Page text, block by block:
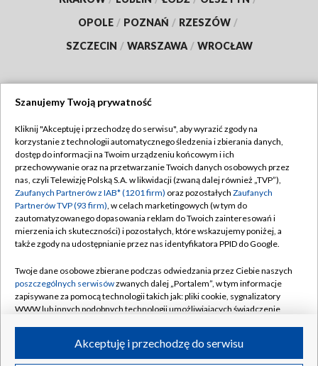
OPOLE / POZNAŃ / RZESZÓW /
SZCZECIN / WARSZAWA / WROCŁAW
TVP
Abonament TVP
Emisja w TVP
Centrum informacji TVP
Naziemna Telewizja Cyfrowa
Rada Programowa
System NOS
Informacje o nadawcy
Program dla prasy
Regulamin TVP
Polityka prywatności
Moje zgody
Pomoc
Kontakt
Kanały
Szanujemy Twoją prywatność
Kliknij "Akceptuję i przechodzę do serwisu", aby wyrazić zgody na
korzystanie z technologii automatycznego śledzenia i zbierania danych,
dostęp do informacji na Twoim urządzeniu końcowym i ich
przechowywanie oraz na przetwarzanie Twoich danych osobowych przez
nas, czyli Telewizję Polską S.A. w likwidacji (zwaną dalej również „TVP”),
Zaufanych Partnerów z IAB* (1201 firm) oraz pozostałych Zaufanych
Partnerów TVP (93 firm), w celach marketingowych (w tym do
zautomatyzowanego dopasowania reklam do Twoich zainteresowań i
mierzenia ich skuteczności) i pozostałych, które wskazujemy poniżej, a
także zgody na udostępnianie przez nas identyfikatora PPID do Google.
Twoje dane osobowe zbierane podczas odwiedzania przez Ciebie naszych
poszczególnych serwisówzwanych dalej „Portalem”, w tym informacje
zapisywane za pomocą technologii takich jak: pliki cookie, sygnalizatory
WWW lub innych podobnych technologii umożliwiających świadczenie
ruchu w Internecie.Akceptuję i przechodzę do serwisu